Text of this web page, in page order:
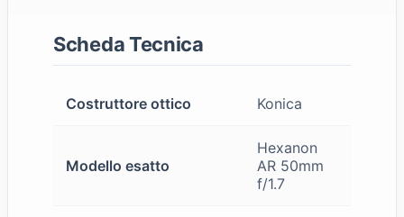
Scheda Tecnica
Costruttore ottico Konica
Modello esatto
Hexanon
AR 50mm
f/1.7